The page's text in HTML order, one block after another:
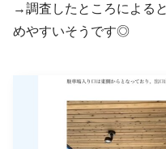
→調査したところによる
めやすいそうです◎